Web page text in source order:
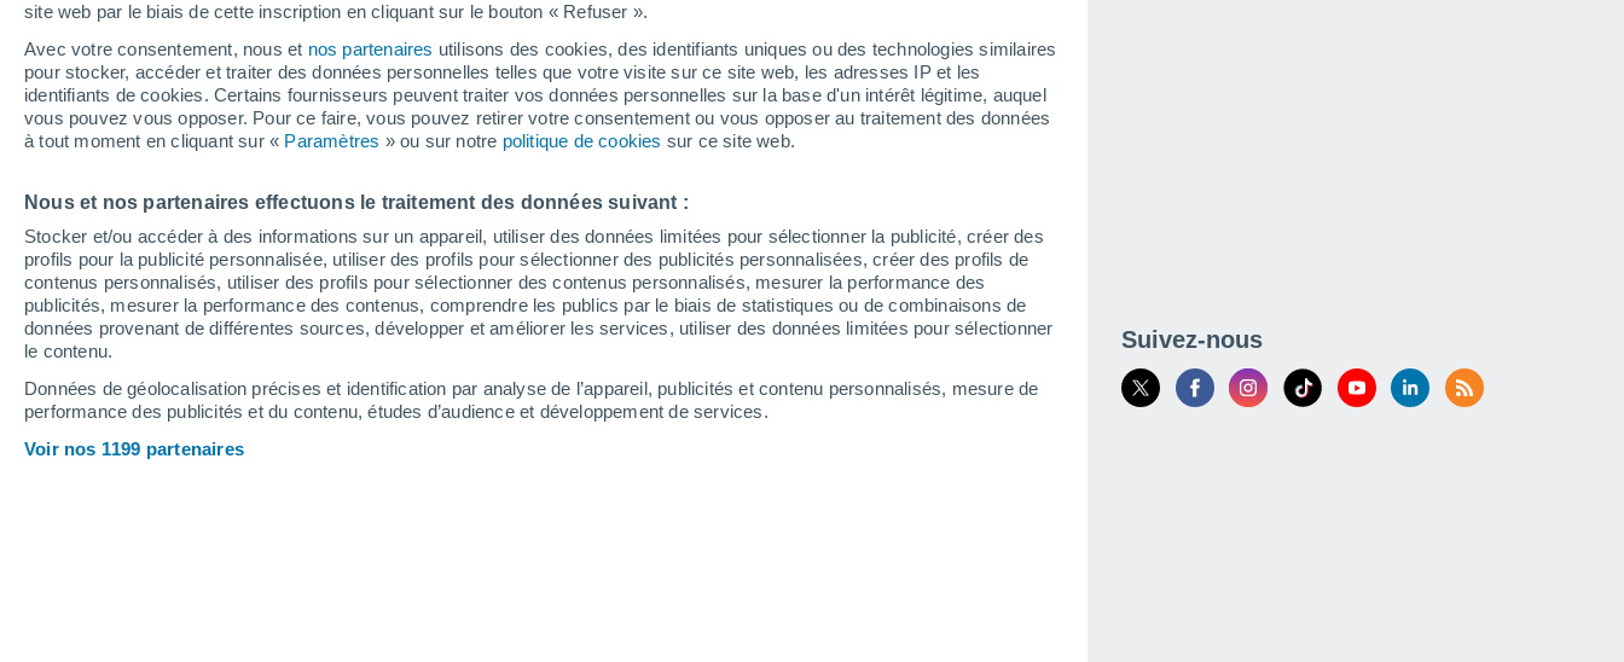
site web par le biais de cette inscription en cliquant sur le bouton « Refuser ».
Avec votre consentement, nous et nos partenaires utilisons des cookies, des identifiants uniques ou des technologies similaires
pour stocker, accéder et traiter des données personnelles telles que votre visite sur ce site web, les adresses IP et les
identifiants de cookies. Certains fournisseurs peuvent traiter vos données personnelles sur la base d'un intérêt légitime, auquel
vous pouvez vous opposer. Pour ce faire, vous pouvez retirer votre consentement ou vous opposer au traitement des données
à tout moment en cliquant sur « Paramètres » ou sur notre politique de cookies sur ce site web.
Nous et nos partenaires effectuons le traitement des données suivant :
Stocker et/ou accéder à des informations sur un appareil, utiliser des données limitées pour sélectionner la publicité, créer des
profils pour la publicité personnalisée, utiliser des profils pour sélectionner des publicités personnalisées, créer des profils de
contenus personnalisés, utiliser des profils pour sélectionner des contenus personnalisés, mesurer la performance des
publicités, mesurer la performance des contenus, comprendre les publics par le biais de statistiques ou de combinaisons de
données provenant de différentes sources, développer et améliorer les services, utiliser des données limitées pour sélectionner
le contenu.
Données de géolocalisation précises et identification par analyse de l’appareil, publicités et contenu personnalisés, mesure de
performance des publicités et du contenu, études d’audience et développement de services.
Voir nos 1199 partenaires
32°
23°
Cavalaire-
sur-Mer
32°
23°
Le
Lavandou
32°
24°
Bandol
36°
22°
Brignoles
22°
Fréjus
34°
24°
Hyères
25°
Toulon
36°
21°
Pourrières
35°
Leaflet
Suivez-nous